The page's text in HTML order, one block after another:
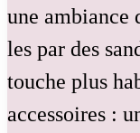
une ambiance
les par des
touche plus
accessoires :